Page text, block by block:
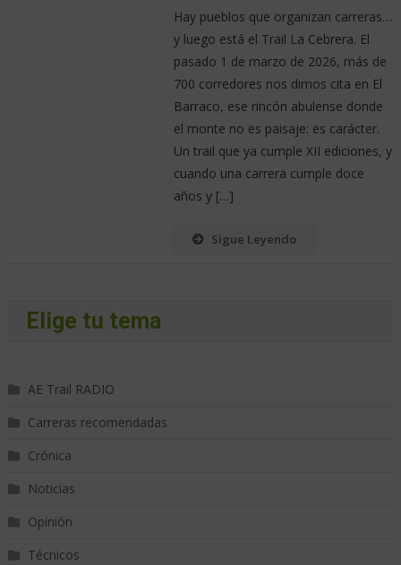
Hay pueblos que organizan carreras…
y luego está el Trail La Cebrera. El
pasado 1 de marzo de 2026, más de
700 corredores nos dimos cita en El
Barraco, ese rincón abulense donde
el monte no es paisaje: es carácter.
Un trail que ya cumple XII ediciones, y
cuando una carrera cumple doce
años y […]
Sigue Leyendo
Elige tu tema
AE Trail RADIO
Carreras recomendadas
Crónica
Noticias
Opinión
Técnicos